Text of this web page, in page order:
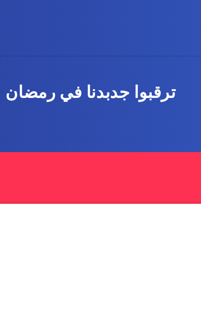
ترقبوا جدبدنا في رمضان